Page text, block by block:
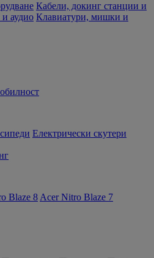
Кабели, докинг станции и
аудио Клавиатури, мишки и
Електрически скутери
Blaze 8 Acer Nitro Blaze 7